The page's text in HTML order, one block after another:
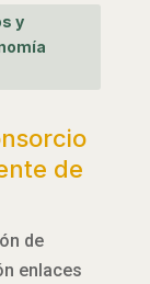
y
de
de
enlaces